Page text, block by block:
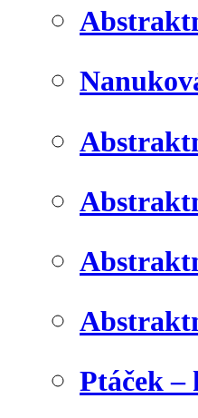
Ptáček –